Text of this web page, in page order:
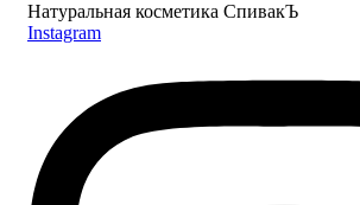
Натуральная косметика СпивакЪ
Instagram